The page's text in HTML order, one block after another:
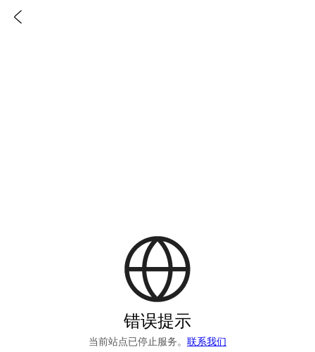
错误提示
当前站点已停止服务。 联系我们